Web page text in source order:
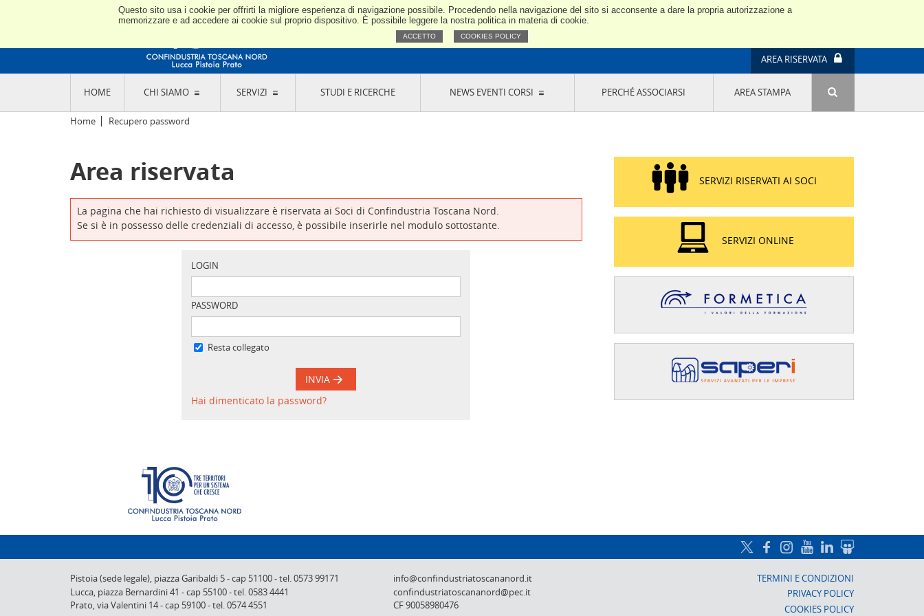
Questo sito usa i cookie per offrirti la migliore esperienza di navigazione possibile. Procedendo nella navigazione del sito si acconsente a dare la propria autorizzazione a
memorizzare e ad accedere ai cookie sul proprio dispositivo. È possibile leggere la nostra politica in materia di cookie.
ACCETTO COOKIES POLICY
Confindustria Toscana Nord
AREA RISERVATA
HOME CHI SIAMO
L'ASSOCIAZIONE
CODICE ETICO E DEI VALORI ASSOCIATIVI
TRASPARENZA CONTRIBUTI PUBBLICI
L'INDUSTRIA E IL TERRITORIO DI LUCCA,
PISTOIA E PRATO
SEDI E CONTATTI
ABOUT US
DESIGNAZIONE
ORGANI DI CONTROLLO
COMITATO PICCOLA
INDUSTRIA
GRUPPI DI ACQUISTO
EDIZIONE
PROGETTO LU.ME.
IL MANAGER DELLA SOSTENIBILITÀ NEL
DISTRETTO TESSILE PRATESE
GRUPPO IMPRENDITORIA FEMMINILE
SOSTENIBILITÀ
SERVIZI STUDI E RICERCHE NEWS EVENTI CORSI PERCHÉ ASSOCIARSI AREA STAMPA
Home Recupero password
Area riservata
La pagina che hai richiesto di visualizzare è riservata ai Soci di Confindustria Toscana Nord.
Se si è in possesso delle credenziali di accesso, è possibile inserirle nel modulo sottostante.
LOGIN
PASSWORD
Resta collegato
INVIA
Hai dimenticato la password?
SERVIZI RISERVATI AI SOCI
SERVIZI ONLINE
Pistoia (sede legale), piazza Garibaldi 5-cap 51100-tel. 0573 99171
Lucca, piazza Bernardini 41 -cap 55100-tel. 0583 4441
Prato,via Valentini 14-cap 59100-tel. 0574 4551
info@confindustriatoscananord.it
confindustriatoscananord@pec.it
CF 90058980476
TERMINI E CONDIZIONI
PRIVACY POLICY
COOKIES POLICY